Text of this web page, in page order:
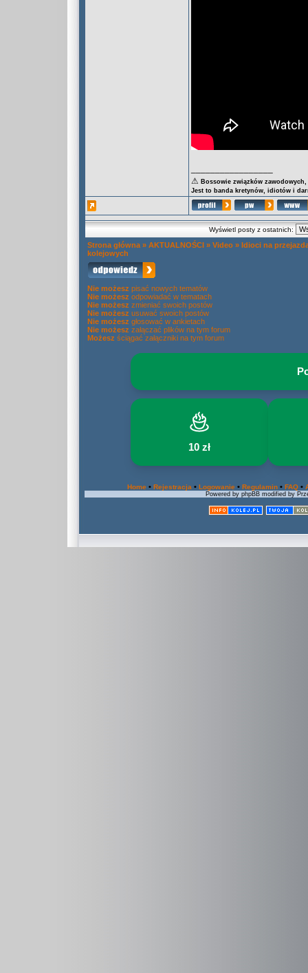
⚠ Bossowie związków
Jest to banda kretynów, idiotów i
Wyświetl posty z ostatnich:
Strona główna » AKTUALNOŚCI » Video » Idioci na
kolejowych
Nie możesz pisać nowych tematów
Nie możesz odpowiadać w tematach
Nie możesz zmieniać swoich postów
Nie możesz usuwać swoich postów
Nie możesz głosować w ankietach
Nie możesz załączać plików na tym forum
Możesz ściągać załączniki na tym forum
10 zł
Home • Rejestracja • Logowanie • Regulamin • FAQ •
Powered by phpBB modified by